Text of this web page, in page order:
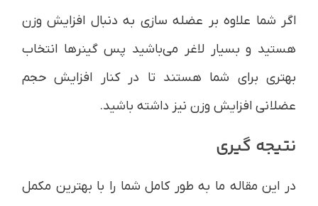
اگر شما علاوه بر عضله سازی به دنبال افزایش وزن
هستید و بسیار لاغر می‌باشید پس گینرها انتخاب
بهتری برای شما هستند تا در کنار افزایش حجم
عضلانی افزایش وزن نیز داشته باشید.
نتیجه گیری
در این مقاله ما به طور کامل شما را با بهترین مکمل